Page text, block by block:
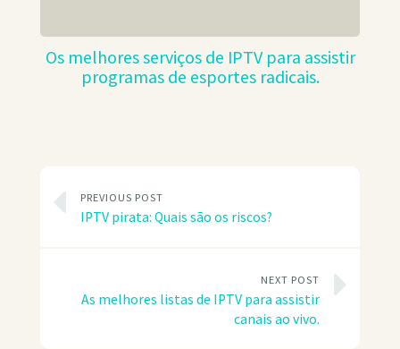
Os melhores serviços de IPTV para assistir
programas de esportes radicais.
PREVIOUS POST
IPTV pirata: Quais são os riscos?
NEXT POST
As melhores listas de IPTV para assistir
canais ao vivo.